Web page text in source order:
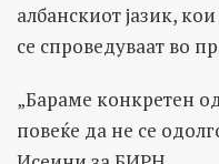
албанскиот јазик,
се спроведуваат во
„Бараме конкретен
повеќе да не се